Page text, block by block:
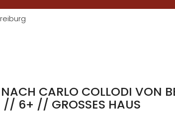
CARLO COLLODI VON
// 6+ // GROSSES HAUS